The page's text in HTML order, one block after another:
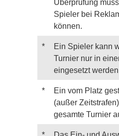
Überprüfung
Spieler bei
können.
*
Ein Spieler kann
Turnier nur in
eingesetzt
*
Ein vom Platz
(außer
gesamte Turnier